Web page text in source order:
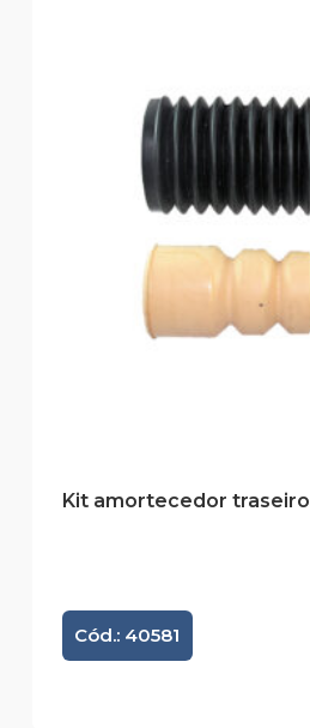
Kit amortecedor traseiro
Cód.: 40581